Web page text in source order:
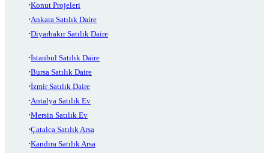
Konut Projeleri
Ankara Satılık Daire
Diyarbakır Satılık Daire
İstanbul Satılık Daire
Bursa Satılık Daire
İzmir Satılık Daire
Antalya Satılık Ev
Mersin Satılık Ev
Çatalca Satılık Arsa
Kandıra Satılık Arsa